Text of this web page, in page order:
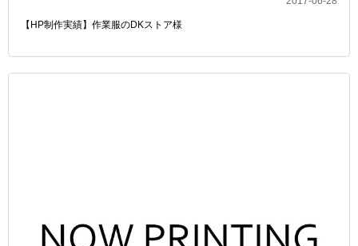
【HP制作実績】作業服のDKストア様